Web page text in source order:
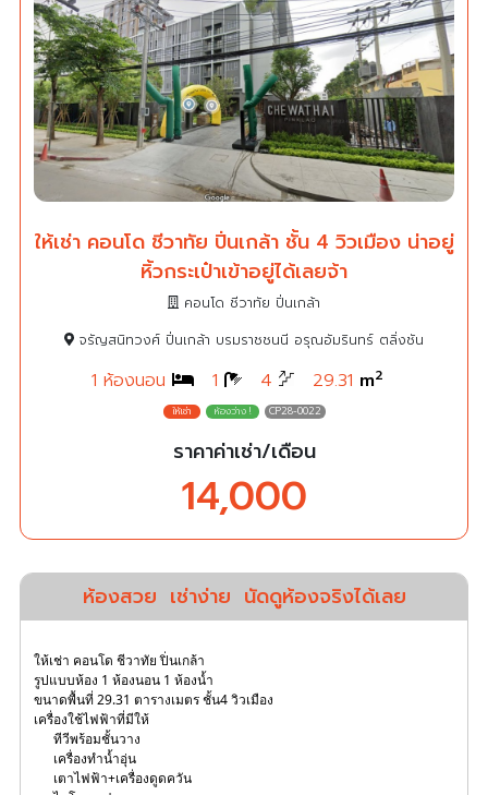
ให้เช่า คอนโด ชีวาทัย ปิ่นเกล้า ชั้น 4 วิวเมือง น่าอยู่
หิ้วกระเป๋าเข้าอยู่ได้เลยจ้า
คอนโด ชีวาทัย ปิ่นเกล้า
จรัญสนิทวงศ์ ปิ่นเกล้า บรมราชชนนี อรุณอัมรินทร์ ตลิ่งชัน
1 ห้องนอน 1 4 29.31 m2
CP28-0022
ราคาค่าเช่า/เดือน
14,000
ห้องสวย เช่าง่าย นัดดูห้องจริงได้เลย
ให้เช่า คอนโด ชีวาทัย ปิ่นเกล้า
รูปแบบห้อง 1 ห้องนอน 1 ห้องน้ำ
ขนาดพื้นที่ 29.31 ตารางเมตร ชั้น4 วิวเมือง
เครื่องใช้ไฟฟ้าที่มีให้
ทีวีพร้อมชั้นวาง
เครื่องทำน้ำอุ่น
เตาไฟฟ้า+เครื่องดูดควัน